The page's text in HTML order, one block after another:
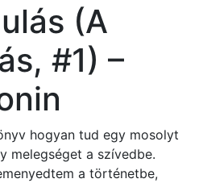
(A
#1) –
hogyan tud egy mosolyt
melegséget a szívedbe.
a történetbe,